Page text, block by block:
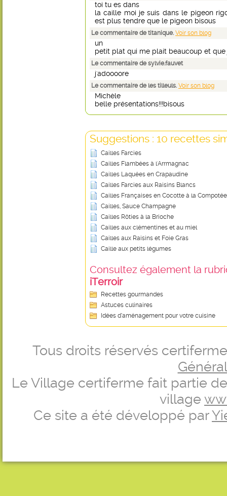
toi tu es dans
la caille moi je suis dans le pigeon
est plus tendre que le pigeon bisous
Le commentaire de titanique. Voir son blog
un
petit plat qui me plait beaucoup et que
Le commentaire de sylvie.fauvet
j'adoooore
Le commentaire de les tilleuls. Voir son blog
Michèle
belle présentations!!!bisous
Suggestions : 10 recettes
Cailles Farcies
Cailles Flambées à l'Arrmagnac
Cailles Laquées en Crapaudine
Cailles Farcies aux Raisins Blancs
Cailles Françaises en Cocotte à la
Cailles, Sauce Champagne
Cailles Rôties à la Brioche
Cailles aux clémentines et au miel
Cailles aux Raisins et Foie Gras
Caille aux petits légumes
Consultez également la
iTerroir
Recettes gourmandes
Astuces culinaires
Idées d’aménagement pour votre cuisine
Tous droits réservés
Le Village certiferme fait partie
village
Ce site a été développé par